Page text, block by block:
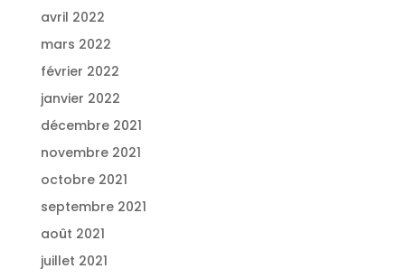
avril 2022
mars 2022
février 2022
janvier 2022
décembre 2021
novembre 2021
octobre 2021
septembre 2021
août 2021
juillet 2021